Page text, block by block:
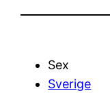
Sex
Sverige